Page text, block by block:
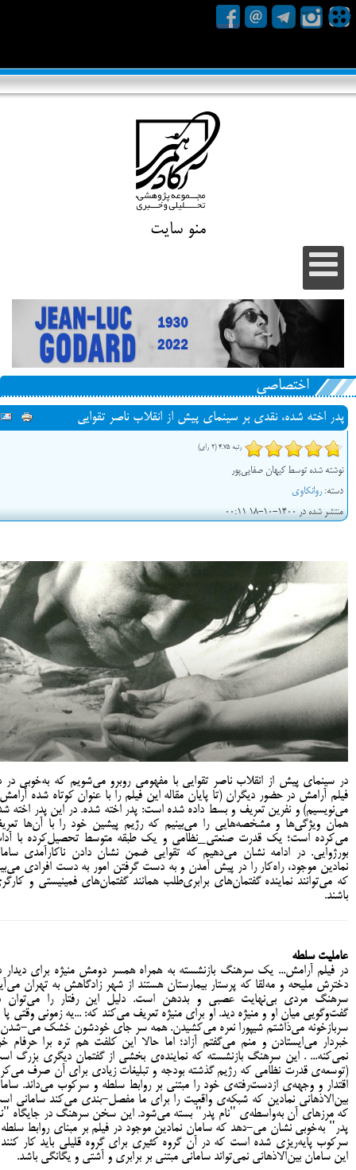
منو سایت
اختصاصی
پدر اخته شده، نقدی بر سینمای پیش از انقلاب ناصر تقوایی
رتبه 4.75 (2 رای)
نوشته شده توسط کیهان صفایی‌پور
دسته:روانکاوی
منتشر شده در 1400-10-18 00:11
در سینمای پیش از انقلاب ناصر تقوایی با مفهومی روبرو می‌شویم که به‌خوبی در
فیلم آرامش در حضور دیگران (تا پایان مقاله این فیلم را با عنوان کوتاه شده
می‌نویسیم) و نفرین تعریف و بسط داده شده است: پدر اخته شده. در این پدر اخته
همان ویژگی‌ها و مشخصه‌هایی را می‌بینیم که رژیم پیشین خود را با آن‌ها
می‌کرده است؛ یک قدرت صنعتی_نظامی و یک طبقه متوسط تحصیل‌کرده با
بورژوایی. در ادامه نشان می‌دهیم که تقوایی ضمن نشان دادن ناکارآمدی
نمادین موجود، راه‌کار را در پیش آمدن و به دست گرفتن امور به دست افرادی
که می‌توانند نماینده گفتمان‌های برابری‌طلب همانند گفتمان‌های فمینیستی و
باشند.
عاملیت سلطه
در فیلم آرامش... یک سرهنگ بازنشسته به همراه همسر دومش منیژه برای دیدار
دخترش ملیحه و مه‌لقا که پرستار بیمارستان هستند از شهر زادگاهش به تهران
سرهنگ مردی بی‌نهایت عصبی و بددهن است. دلیل این رفتار را می‌توان
گفت‌وگویی میان او و منیژه دید. او برای منیژه تعریف می‌کند که: ...یه زمونی وقتی پا
سربازخونه می‌ذاشتم شیپورا نعره می‌کشیدن. همه سر جای خودشون خشک می-
خبردار می‌ایستادن و منم می‌گفتم آزاد؛ اما حالا این کلفت هم تره برا حرفام
نمی‌کنه... . این سرهنگ بازنشسته که نماینده‌ی بخشی از گفتمان دیگری بزرگ
(توسعه‌ی قدرت نظامی که رژیم گذشته بودجه و تبلیغات زیادی برای آن صرف
اقتدار و وجهه‌ی ازدست‌رفته‌ی خود را مبتنی بر روابط سلطه و سرکوب می‌داند.
بین‌الاذهانی نمادین که شبکه‌ی واقعیت را برای ما مفصل-بندی می‌کند سامانی
که مرزهای آن به‌واسطه‌ی "نام پدر" بسته می‌شود. این سخن سرهنگ در جایگاه
پدر" به‌خوبی نشان می-دهد که سامان نمادین موجود در فیلم بر مبنای روابط
سرکوب پایه‌ریزی شده است که در آن گروه کثیری برای گروه قلیلی باید کار
این سامان بین‌الاذهانی نمی‌تواند سامانی مبتنی بر برابری و آشتی و یگانگی باشد.